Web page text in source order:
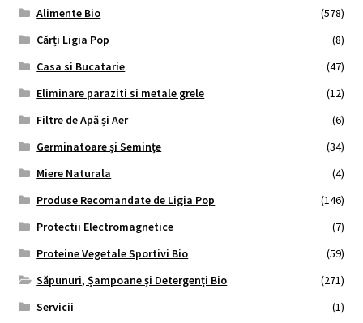
Alimente Bio
(578)
Cărți Ligia Pop
(8)
Casa si Bucatarie
(47)
Eliminare paraziti si metale grele
(12)
Filtre de Apă și Aer
(6)
Germinatoare și Semințe
(34)
Miere Naturala
(4)
Produse Recomandate de Ligia Pop
(146)
Protectii Electromagnetice
(7)
Proteine Vegetale Sportivi Bio
(59)
Săpunuri, Șampoane și Detergenți Bio
(271)
Servicii
(1)